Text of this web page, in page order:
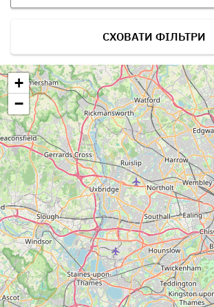
СХОВАТИ ФІЛЬТРИ
+
−